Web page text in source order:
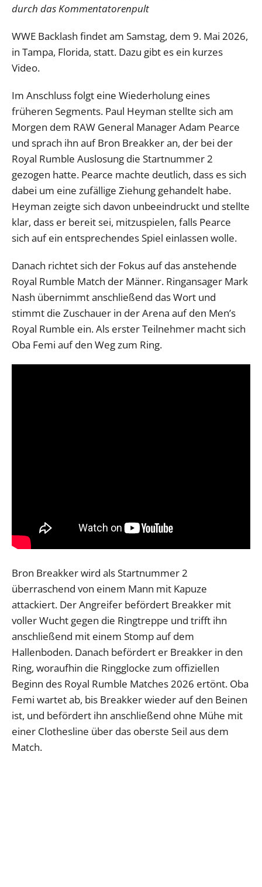
durch das Kommentatorenpult
WWE Backlash findet am Samstag, dem 9. Mai 2026,
in Tampa, Florida, statt. Dazu gibt es ein kurzes
Video.
Im Anschluss folgt eine Wiederholung eines
früheren Segments. Paul Heyman stellte sich am
Morgen dem RAW General Manager Adam Pearce
und sprach ihn auf Bron Breakker an, der bei der
Royal Rumble Auslosung die Startnummer 2
gezogen hatte. Pearce machte deutlich, dass es sich
dabei um eine zufällige Ziehung gehandelt habe.
Heyman zeigte sich davon unbeeindruckt und stellte
klar, dass er bereit sei, mitzuspielen, falls Pearce
sich auf ein entsprechendes Spiel einlassen wolle.
Danach richtet sich der Fokus auf das anstehende
Royal Rumble Match der Männer. Ringansager Mark
Nash übernimmt anschließend das Wort und
stimmt die Zuschauer in der Arena auf den Men’s
Royal Rumble ein. Als erster Teilnehmer macht sich
Oba Femi auf den Weg zum Ring.
Bron Breakker wird als Startnummer 2
überraschend von einem Mann mit Kapuze
attackiert. Der Angreifer befördert Breakker mit
voller Wucht gegen die Ringtreppe und trifft ihn
anschließend mit einem Stomp auf dem
Hallenboden. Danach befördert er Breakker in den
Ring, woraufhin die Ringglocke zum offiziellen
Beginn des Royal Rumble Matches 2026 ertönt. Oba
Femi wartet ab, bis Breakker wieder auf den Beinen
ist, und befördert ihn anschließend ohne Mühe mit
einer Clothesline über das oberste Seil aus dem
Match.